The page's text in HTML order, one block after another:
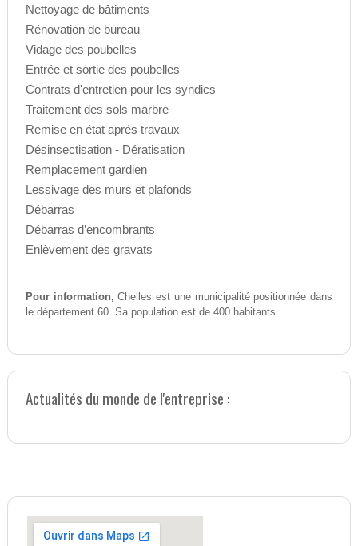
Nettoyage de bâtiments
Rénovation de bureau
Vidage des poubelles
Entrée et sortie des poubelles
Contrats d'entretien pour les syndics
Traitement des sols marbre
Remise en état aprés travaux
Désinsectisation - Dératisation
Remplacement gardien
Lessivage des murs et plafonds
Débarras
Débarras d’encombrants
Enlèvement des gravats
Pour information, Chelles est une municipalité positionnée dans
le département 60. Sa population est de 400 habitants.
Actualités du monde de l'entreprise :